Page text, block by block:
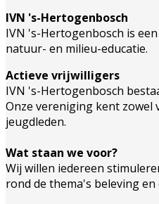
IVN 's-Hertogenbosch
IVN 's-Hertogenbosch is
natuur- en milieu-educatie.
Actieve vrijwilligers
IVN 's-Hertogenbosch
Onze vereniging kent zowel
jeugdleden.
Wat staan we voor?
Wij willen iedereen
rond de thema's beleving en